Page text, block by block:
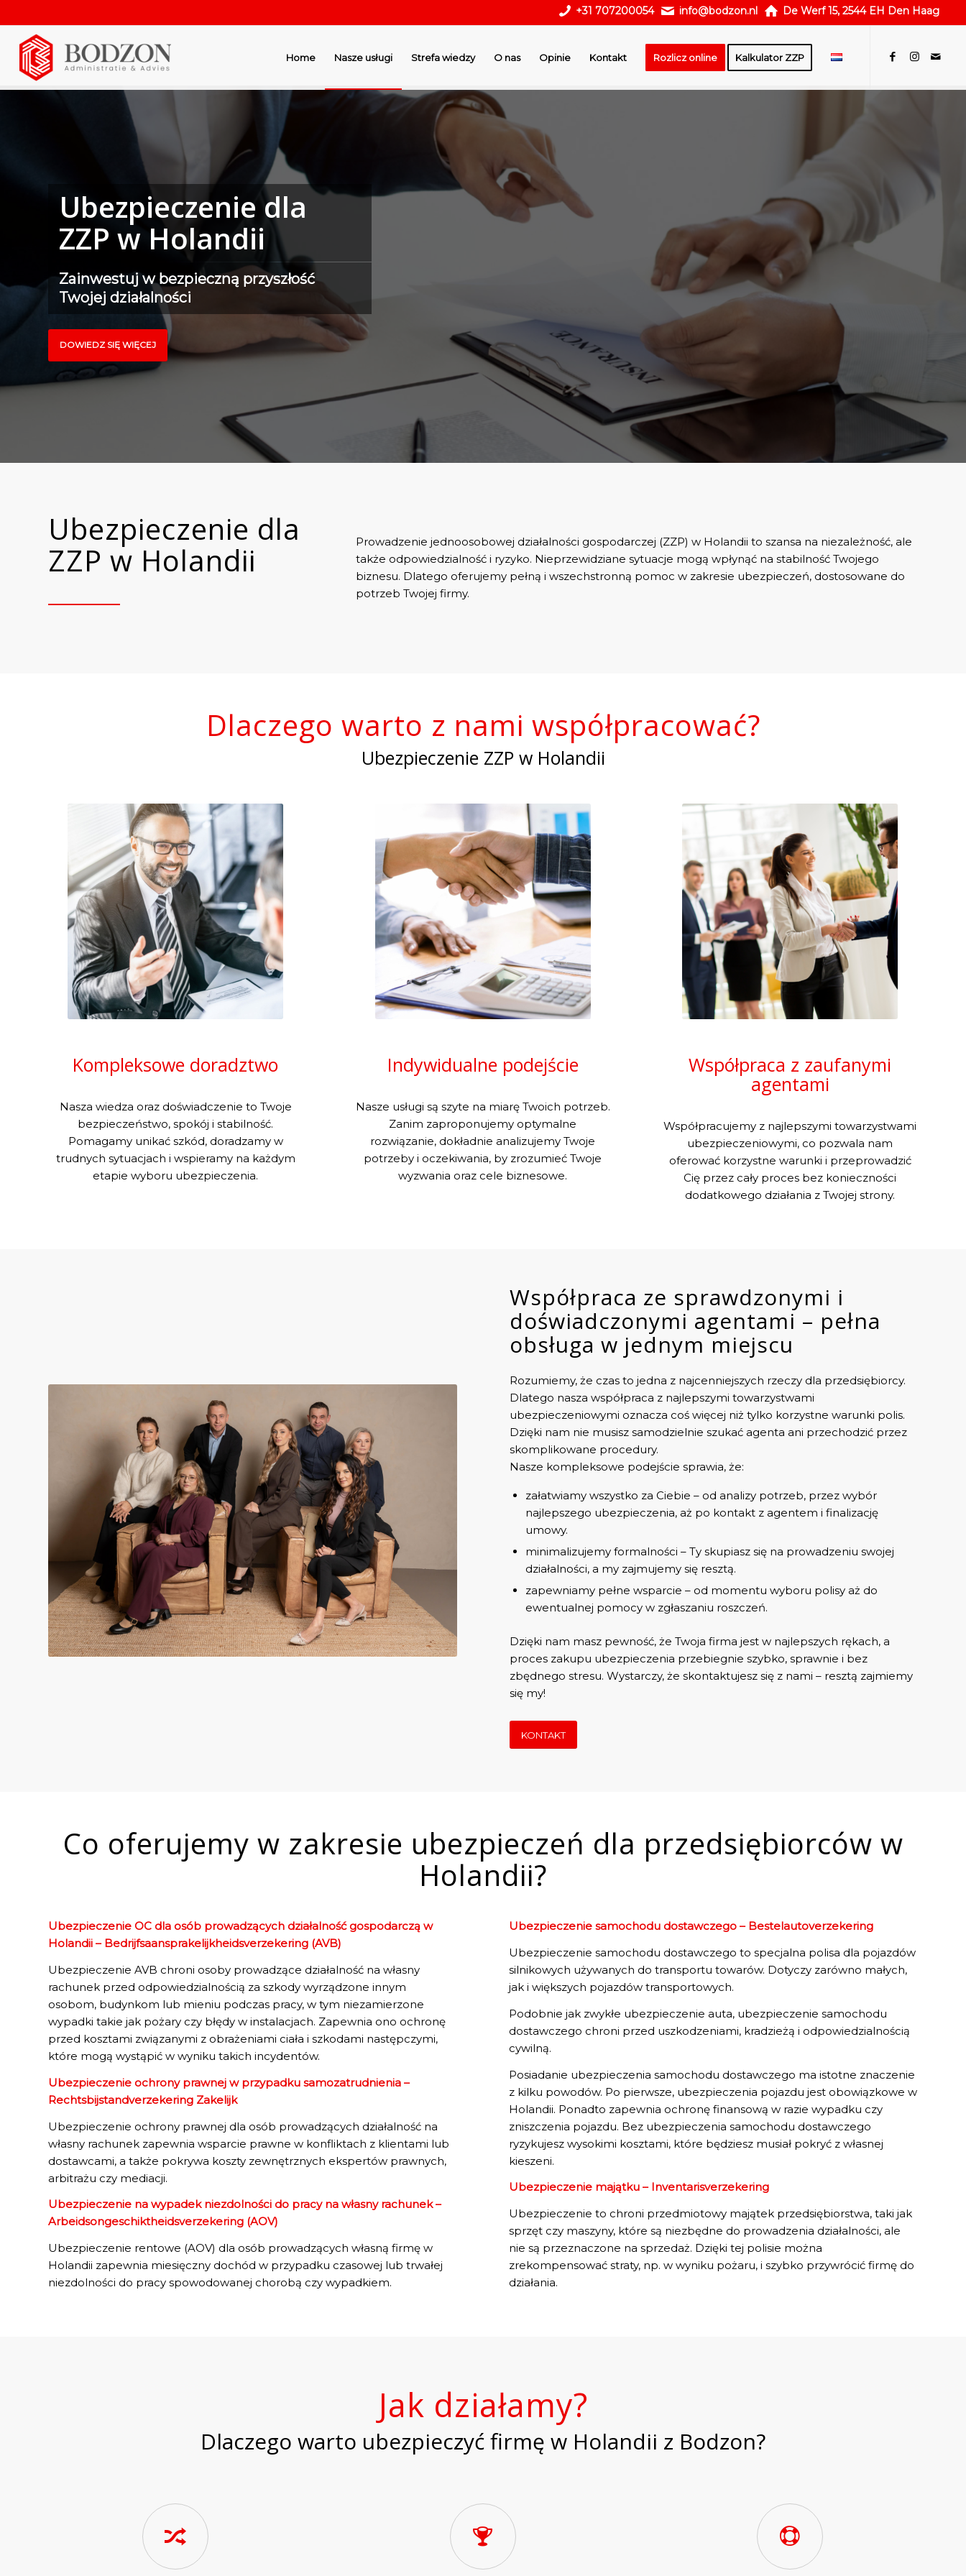
+31 707200054 info@bodzon.nl De Werf 15, 2544 EH Den Haag
Home Nasze usługi Strefa wiedzy O nas Opinie Kontakt Rozlicz online Kalkulator ZZP
Ubezpieczenie dla
ZZP w Holandii
Zainwestuj w bezpieczną przyszłość
Twojej działalności
DOWIEDZ SIĘ WIĘCEJ
Ubezpieczenie dla
ZZP w Holandii
Prowadzenie jednoosobowej działalności gospodarczej (ZZP) w Holandii to szansa na niezależność, ale
także odpowiedzialność i ryzyko. Nieprzewidziane sytuacje mogą wpłynąć na stabilność Twojego
biznesu. Dlatego oferujemy pełną i wszechstronną pomoc w zakresie ubezpieczeń, dostosowane do
potrzeb Twojej firmy.
Dlaczego warto z nami współpracować?
Ubezpieczenie ZZP w Holandii
Kompleksowe doradztwo
Nasza wiedza oraz doświadczenie to Twoje
bezpieczeństwo, spokój i stabilność.
Pomagamy unikać szkód, doradzamy w
trudnych sytuacjach i wspieramy na każdym
etapie wyboru ubezpieczenia.
Indywidualne podejście
Nasze usługi są szyte na miarę Twoich potrzeb.
Zanim zaproponujemy optymalne
rozwiązanie, dokładnie analizujemy Twoje
potrzeby i oczekiwania, by zrozumieć Twoje
wyzwania oraz cele biznesowe.
Współpraca z zaufanymi
agentami
Współpracujemy z najlepszymi towarzystwami
ubezpieczeniowymi, co pozwala nam
oferować korzystne warunki i przeprowadzić
Cię przez cały proces bez konieczności
dodatkowego działania z Twojej strony.
Współpraca ze sprawdzonymi i
doświadczonymi agentami – pełna
obsługa w jednym miejscu
Rozumiemy, że czas to jedna z najcenniejszych rzeczy dla przedsiębiorcy.
Dlatego nasza współpraca z najlepszymi towarzystwami
ubezpieczeniowymi oznacza coś więcej niż tylko korzystne warunki polis.
Dzięki nam nie musisz samodzielnie szukać agenta ani przechodzić przez
skomplikowane procedury.
Nasze kompleksowe podejście sprawia, że:
załatwiamy wszystko za Ciebie – od analizy potrzeb, przez wybór
najlepszego ubezpieczenia, aż po kontakt z agentem i finalizację
umowy.
minimalizujemy formalności – Ty skupiasz się na prowadzeniu swojej
działalności, a my zajmujemy się resztą.
zapewniamy pełne wsparcie – od momentu wyboru polisy aż do
ewentualnej pomocy w zgłaszaniu roszczeń.
Dzięki nam masz pewność, że Twoja firma jest w najlepszych rękach, a
proces zakupu ubezpieczenia przebiegnie szybko, sprawnie i bez
zbędnego stresu. Wystarczy, że skontaktujesz się z nami – resztą zajmiemy
się my!
KONTAKT
Co oferujemy w zakresie ubezpieczeń dla przedsiębiorców w
Holandii?
Ubezpieczenie OC dla osób prowadzących działalność gospodarczą w
Holandii – Bedrijfsaansprakelijkheidsverzekering (AVB)
Ubezpieczenie AVB chroni osoby prowadzące działalność na własny
rachunek przed odpowiedzialnością za szkody wyrządzone innym
osobom, budynkom lub mieniu podczas pracy, w tym niezamierzone
wypadki takie jak pożary czy błędy w instalacjach. Zapewnia ono ochronę
przed kosztami związanymi z obrażeniami ciała i szkodami następczymi,
które mogą wystąpić w wyniku takich incydentów.
Ubezpieczenie ochrony prawnej w przypadku samozatrudnienia –
Rechtsbijstand­verzekering Zakelijk
Ubezpieczenie ochrony prawnej dla osób prowadzących działalność na
własny rachunek zapewnia wsparcie prawne w konfliktach z klientami lub
dostawcami, a także pokrywa koszty zewnętrznych ekspertów prawnych,
arbitrażu czy mediacji.
Ubezpieczenie na wypadek niezdolności do pracy na własny rachunek –
Arbeidsongeschiktheidsverzekering (AOV)
Ubezpieczenie rentowe (AOV) dla osób prowadzących własną firmę w
Holandii zapewnia miesięczny dochód w przypadku czasowej lub trwałej
niezdolności do pracy spowodowanej chorobą czy wypadkiem.
Ubezpieczenie samochodu dostawczego – Bestelautoverzekering
Ubezpieczenie samochodu dostawczego to specjalna polisa dla pojazdów
silnikowych używanych do transportu towarów. Dotyczy zarówno małych,
jak i większych pojazdów transportowych.
Podobnie jak zwykłe ubezpieczenie auta, ubezpieczenie samochodu
dostawczego chroni przed uszkodzeniami, kradzieżą i odpowiedzialnością
cywilną.
Posiadanie ubezpieczenia samochodu dostawczego ma istotne znaczenie
z kilku powodów. Po pierwsze, ubezpieczenia pojazdu jest obowiązkowe w
Holandii. Ponadto zapewnia ochronę finansową w razie wypadku czy
zniszczenia pojazdu. Bez ubezpieczenia samochodu dostawczego
ryzykujesz wysokimi kosztami, które będziesz musiał pokryć z własnej
kieszeni.
Ubezpieczenie majątku – Inventarisverzekering
Ubezpieczenie to chroni przedmiotowy majątek przedsiębiorstwa, taki jak
sprzęt czy maszyny, które są niezbędne do prowadzenia działalności, ale
nie są przeznaczone na sprzedaż. Dzięki tej polisie można
zrekompensować straty, np. w wyniku pożaru, i szybko przywrócić firmę do
działania.
Jak działamy?
Dlaczego warto ubezpieczyć firmę w Holandii z Bodzon?